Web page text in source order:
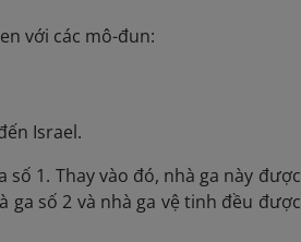
với các mô-đun:
Israel.
1. Thay vào đó, nhà ga này được
ga số 2 và nhà ga vệ tinh đều được